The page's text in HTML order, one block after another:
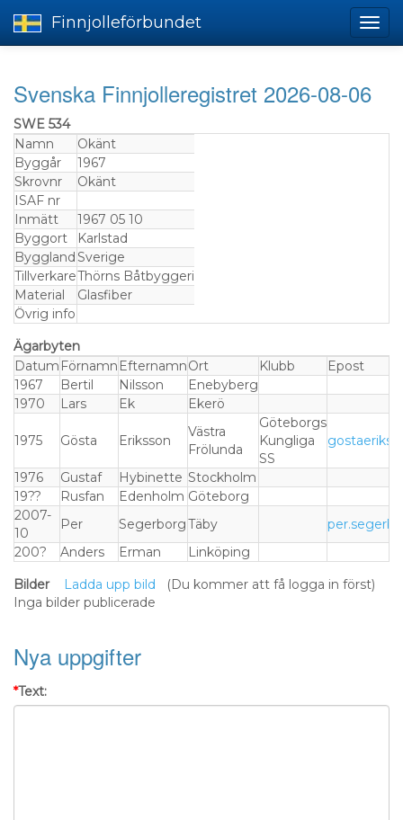
Finnjolleförbundet
Svenska Finnjolleregistret 2026-08-06
SWE 534
Namn
Okänt
Byggår
1967
Skrovnr
Okänt
ISAF nr
Inmätt
1967 05 10
Byggort
Karlstad
BygglandSverige
TillverkareThörns Båtbyggeri
Material
Glasfiber
Övrig info
Ägarbyten
Datum Förnamn EfternamnOrt Klubb
Epost
1967
Bertil Nilsson
Enebyberg
1970
Lars Ek Ekerö
1975 Gösta Eriksson
Västra
Frölunda
Göteborgs
Kungliga
SS
1976 Gustaf Hybinette Stockholm
19??
Rusfan Edenholm Göteborg
2007-
10
Per SegerborgTäby
200?
Anders Erman
Linköping
Bilder
Ladda upp bild (Du kommer att få logga in först)
Inga bilder publicerade
Nya uppgifter
*Text: